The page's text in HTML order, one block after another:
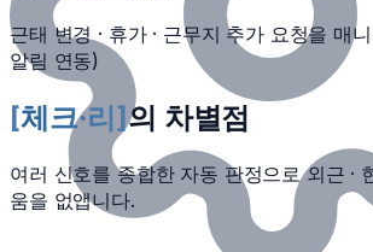
근태 변경 · 휴가 · 근무지 추가 요청을 매
알림 연동)
[체크·리 ]의 차별점
여러 신호를 종합한 자동 판정으로 외근 ·
움을 없앱니다.